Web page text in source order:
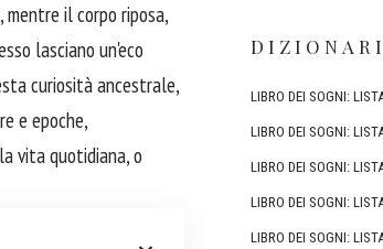
mentre il corpo riposa,
lasciano un'eco
curiosità ancestrale,
e epoche,
vita quotidiana, o
LIBRO DEI SOGNI:
LIBRO DEI SOGNI:
LIBRO DEI SOGNI:
LIBRO DEI SOGNI:
LIBRO DEI SOGNI: